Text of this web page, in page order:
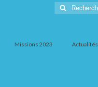
Rechercher
:
Missions 2023 Actualités